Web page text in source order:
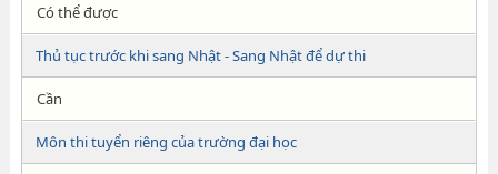
Có thể được
Thủ tục trước khi sang Nhật - Sang Nhật để dự thi
Cần
Môn thi tuyển riêng của trường đại học